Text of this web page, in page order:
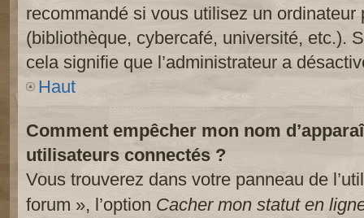
recommandé si vous utilisez un
(bibliothèque, cybercafé, université, etc.).
cela signifie que l’administrateur a
Haut
Comment empêcher mon nom
utilisateurs connectés ?
Vous trouverez dans votre panneau de
forum », l’option Cacher mon statut en